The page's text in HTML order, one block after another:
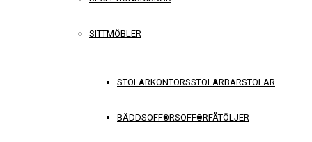
SITTMÖBLER
STOLARKONTORSSTOLARBARSTOLAR
BÄDDSOFFORSOFFORFÅTÖLJER